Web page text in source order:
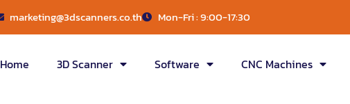
marketing@3dscanners.co.th Mon-Fri : 9:00-17:30
Home 3D Scanner Software CNC Machines